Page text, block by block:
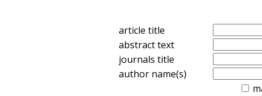
article title
abstract text
journals title
author name(s)